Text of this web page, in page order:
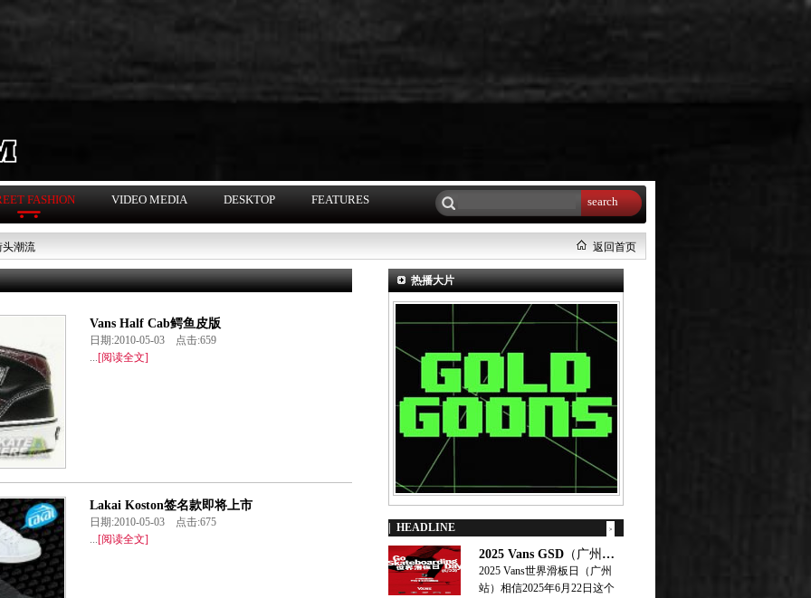
FASHION VIDEO MEDIA DESKTOP FEATURES search
返回首页
头潮流
Vans Half Cab鳄鱼皮版
日期:2010-05-03 点击:659
...[阅读全文]
Lakai Koston签名款即将上市
日期:2010-05-03 点击:675
...[阅读全文]
热播大片
| HEADLINE >
2025 Vans GSD（广州站），6月22日来···
2025 Vans世界滑板日（广州
站）相信2025年6月22日这个